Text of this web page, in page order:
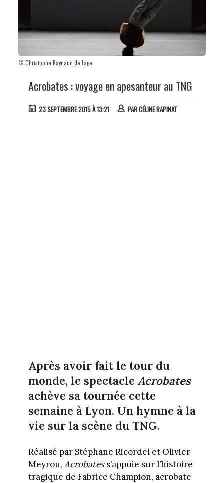
© Christophe Raynaud de Lage
Acrobates : voyage en apesanteur au TNG
23 SEPTEMBRE 2015 À 13:21 PARCÉLINE RAPINAT
Après avoir fait le tour du
monde, le spectacle Acrobates
achève sa tournée cette
semaine à Lyon. Un hymne à la
vie sur la scène du TNG.
Réalisé par Stéphane Ricordel et Olivier
Meyrou, Acrobatess’appuie sur l’histoire
tragique de Fabrice Champion, acrobate